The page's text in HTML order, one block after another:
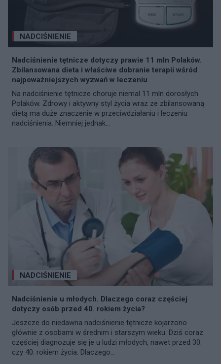
NADCIŚNIENIE
Nadciśnienie tętnicze dotyczy prawie 11 mln Polaków.
Zbilansowana dieta i właściwe dobranie terapii wśród
najpoważniejszych wyzwań w leczeniu
Na nadciśnienie tętnicze choruje niemal 11 mln dorosłych
Polaków. Zdrowy i aktywny styl życia wraz ze zbilansowaną
dietą ma duże znaczenie w przeciwdziałaniu i leczeniu
nadciśnienia. Niemniej jednak...
NADCIŚNIENIE
Nadciśnienie u młodych. Dlaczego coraz częściej
dotyczy osób przed 40. rokiem życia?
Jeszcze do niedawna nadciśnienie tętnicze kojarzono
głównie z osobami w średnim i starszym wieku. Dziś coraz
częściej diagnozuje się je u ludzi młodych, nawet przed 30.
czy 40. rokiem życia. Dlaczego...